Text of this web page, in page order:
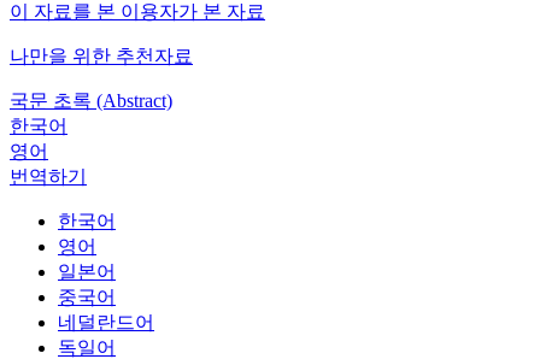
이 자료를 본 이용자가 본 자료
나만을 위한 추천자료
국문 초록 (Abstract)
한국어
영어
번역하기
한국어
영어
일본어
중국어
네덜란드어
독일어